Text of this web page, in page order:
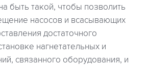
быть такой, чтобы позволить
насосов и всасывающих
достаточного
нагнетательных и
связанного оборудования, и